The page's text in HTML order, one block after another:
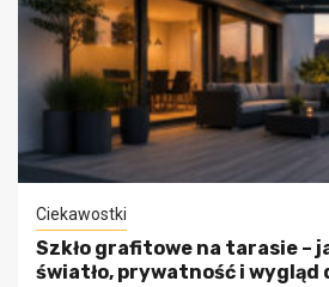
Ciekawostki
Szkło grafitowe na tarasie –
światło, prywatność i wygląd